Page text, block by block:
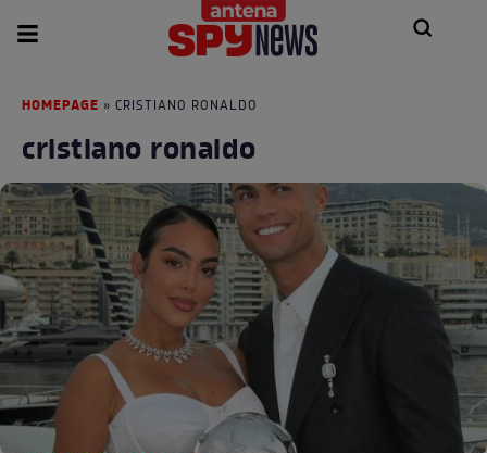
HOMEPAGE » CRISTIANO RONALDO
cristiano ronaldo